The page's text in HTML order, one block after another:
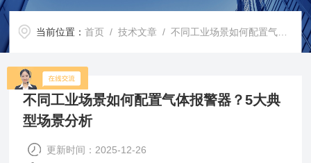
当前位置：首页 /技术文章 / 不同工业场景如何配置气体报警器？5大典型场景分析
不同工业场景如何配置气体报警器？5大典
型场景分析
更新时间：2025-12-26